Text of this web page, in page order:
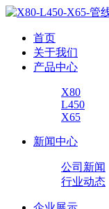
首页
关于我们
产品中心
X80
L450
X65
新闻中心
公司新闻
行业动态